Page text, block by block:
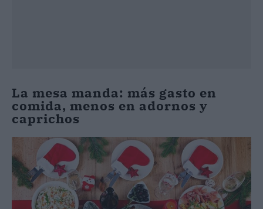
La mesa manda: más gasto en
comida, menos en adornos y
caprichos